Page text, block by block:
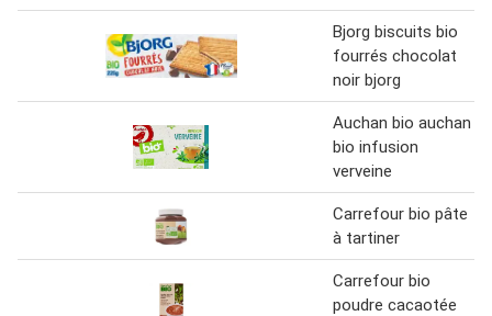
Bjorg biscuits bio
fourrés chocolat
noir bjorg
Auchan bio auchan
bio infusion
verveine
Carrefour bio pâte
à tartiner
Carrefour bio
poudre cacaotée